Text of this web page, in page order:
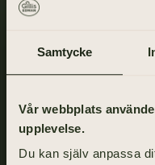
Samtycke
Vår webbplats
upplevelse.
Du kan själv anpassa